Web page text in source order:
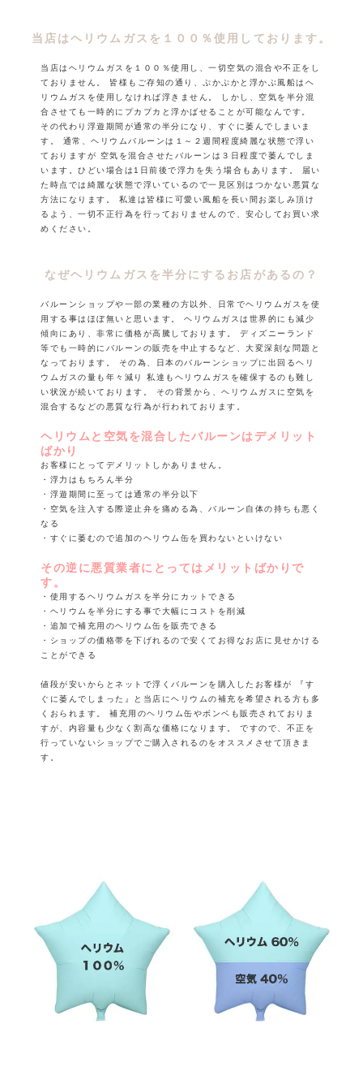
当店はヘリウムガスを１００％使用しております。
当店はヘリウムガスを１００％使用し、一切空気の混合や不正をし
ておりません。
皆様もご存知の通り、ぷかぷかと浮かぶ風船はヘ
リウムガスを使用しなければ浮きません。
しかし、空気を半分混
合させても一時的にプカプカと浮かばせることが可能なんです。
その代わり浮遊期間が通常の半分になり、すぐに萎んでしまいま
す。
通常、ヘリウムバルーンは１～２週間程度綺麗な状態で浮い
ておりますが 空気を混合させたバルーンは３日程度で萎んでしま
います。ひどい場合は1日前後で浮力を失う場合もあります。
届い
た時点では綺麗な状態で浮いているので一見区別はつかない悪質な
方法になります。
私達は皆様に可愛い風船を長い間お楽しみ頂け
るよう、一切不正行為を行っておりませんので、安心してお買い求
めください。
なぜヘリウムガスを半分にするお店があるの？
バルーンショップや一部の業種の方以外、日常でヘリウムガスを使
用する事はほぼ無いと思います。
ヘリウムガスは世界的にも減少
傾向にあり、非常に価格が高騰しております。
ディズニーランド
等でも一時的にバルーンの販売を中止するなど、大変深刻な問題と
なっております。
その為、日本のバルーンショップに出回るヘリ
ウムガスの量も年々減り
私達もヘリウムガスを確保するのも難し
い状況が続いております。
その背景から、ヘリウムガスに空気を
混合するなどの悪質な行為が行われております。
ヘリウムと空気を混合したバルーンはデメリット
ばかり
お客様にとってデメリットしかありません。
・浮力はもちろん半分
・浮遊期間に至っては通常の半分以下
・空気を注入する際逆止弁を痛める為、バルーン自体の持ちも悪く
なる
・すぐに萎むので追加のヘリウム缶を買わないといけない
その逆に悪質業者にとってはメリットばかりで
す。
・使用するヘリウムガスを半分にカットできる
・ヘリウムを半分にする事で大幅にコストを削減
・追加で補充用のヘリウム缶を販売できる
・ショップの価格帯を下げれるので安くてお得なお店に見せかける
ことができる
値段が安いからとネットで浮くバルーンを購入したお客様が
『す
ぐに萎んでしまった』と当店にヘリウムの補充を希望される方も多
くおられます。
補充用のヘリウム缶やボンベも販売されておりま
すが、内容量も少なく割高な価格になります。
ですので、不正を
行っていないショップでご購入されるのをオススメさせて頂きま
す。